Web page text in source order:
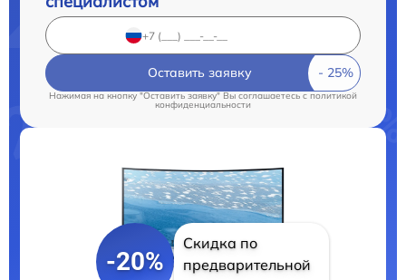
Оставить заявку
Нажимая на кнопку "Оставить заявку" Вы соглашаетесь c политикой
конфиденциальности
-20%
Скидка по
предварительной